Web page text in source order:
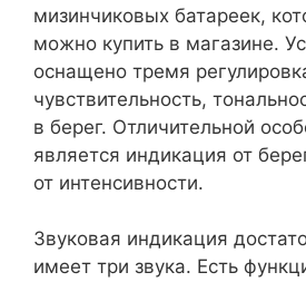
мизинчиковых батареек,
можно купить в магазине.
оснащено тремя
чувствительность,
в берег. Отличительной
является индикация от
от интенсивности.
Звуковая индикация
имеет три звука. Есть